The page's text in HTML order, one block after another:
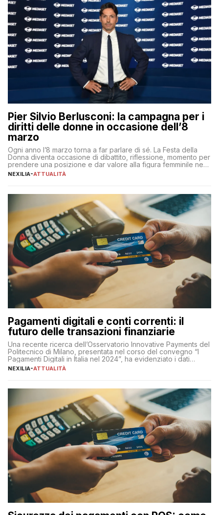
Pier Silvio Berlusconi: la campagna per i
diritti delle donne in occasione dell’8
marzo
Ogni anno l’8 marzo torna a far parlare di sé. La Festa della
Donna diventa occasione di dibattito, riflessione, momento per
prendere una posizione e dar valore alla figura femminile nella
sua complessità e crucialità. A lanciare un messaggio “forte e
NEXILIA-ATTUALITÀ
Pagamenti digitali e conti correnti: il
futuro delle transazioni finanziarie
Una recente ricerca dell’Osservatorio Innovative Payments del
Politecnico di Milano, presentata nel corso del convegno “I
Pagamenti Digitali in Italia nel 2024”, ha evidenziato i dati
definitivi del primo semestre 2024 relativamente alle
NEXILIA-ATTUALITÀ